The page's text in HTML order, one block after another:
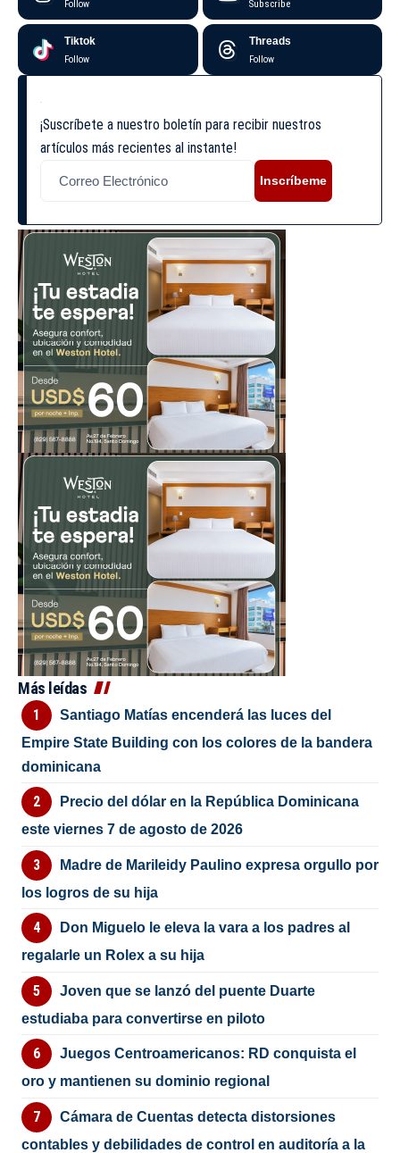
Follow Subscribe
Tiktok
Follow
Threads
Follow
¡Suscríbete a nuestro boletín para recibir nuestros
artículos más recientes al instante!
Inscríbeme
Más leídas
Santiago Matías encenderá las luces del
Empire State Building con los colores de la bandera
dominicana
Precio del dólar en la República Dominicana
este viernes 7 de agosto de 2026
Madre de Marileidy Paulino expresa orgullo por
los logros de su hija
Don Miguelo le eleva la vara a los padres al
regalarle un Rolex a su hija
Joven que se lanzó del puente Duarte
estudiaba para convertirse en piloto
Juegos Centroamericanos: RD conquista el
oro y mantienen su dominio regional
Cámara de Cuentas detecta distorsiones
contables y debilidades de control en auditoría a la